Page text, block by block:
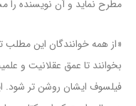
مطرح نماید و آن نویسنده را
«از همه خوانندگان این مطلب
بخوانند تا عمق عقلانیت و
فیلسوف ایشان روشن تر شود.